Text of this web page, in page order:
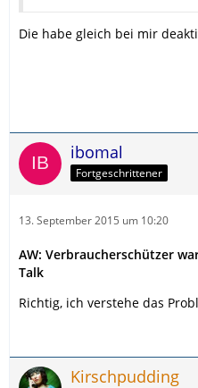
Die habe gleich bei mir
ibomal
Fortgeschrittener
13. September 2015 um 10:20
AW: Verbraucherschützer
Talk
Richtig, ich verstehe das
Kirschpudding